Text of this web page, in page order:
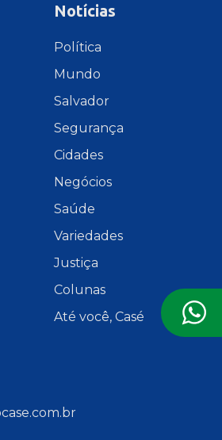
Notícias
Política
Mundo
Salvador
Segurança
Cidades
Negócios
Saúde
Variedades
Justiça
Colunas
Até você, Casé